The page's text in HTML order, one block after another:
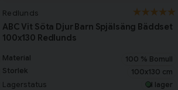
Redlunds
ABC Vit Söta Djur Barn Spjälsäng Bäddset
100x130 Redlunds
Material
100 % Bomull
Storlek
100x130 cm
Lagerstatus I lager